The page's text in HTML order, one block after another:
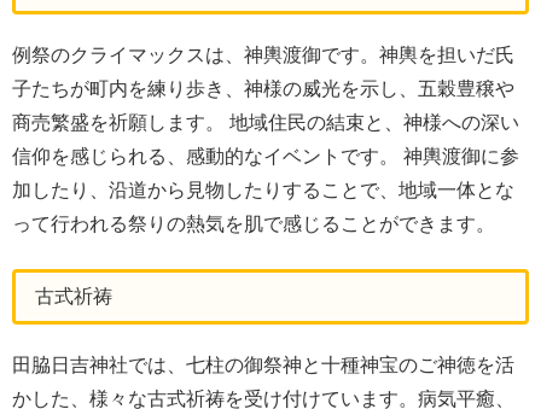
例祭のクライマックスは、神輿渡御です。神輿を担いだ氏
子たちが町内を練り歩き、神様の威光を示し、五穀豊穣や
商売繁盛を祈願します。 地域住民の結束と、神様への深い
信仰を感じられる、感動的なイベントです。 神輿渡御に参
加したり、沿道から見物したりすることで、地域一体とな
って行われる祭りの熱気を肌で感じることができます。
古式祈祷
田脇日吉神社では、七柱の御祭神と十種神宝のご神徳を活
かした、様々な古式祈祷を受け付けています。病気平癒、